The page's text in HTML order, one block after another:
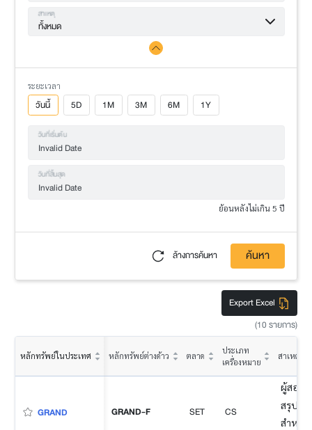
สาเหตุ
ทั้งหมด
ระยะเวลา
วันนี้ 5D 1M 3M 6M 1Y
วันที่เริ่มต้น
วันที่สิ้นสุด
ย้อนหลังไม่เกิน 5 ปี
ล้างการค้นหา ค้นหา
Export Excel
(10 รายการ)
หลักทรัพย์ในประเทศ หลักทรัพย์ต่างด้าว ตลาด
ประเภท
เครื่องหมาย
สาเหตุ
GRAND GRAND-F SET CS
ผู้สอบบั
สรุป
สำหรับ